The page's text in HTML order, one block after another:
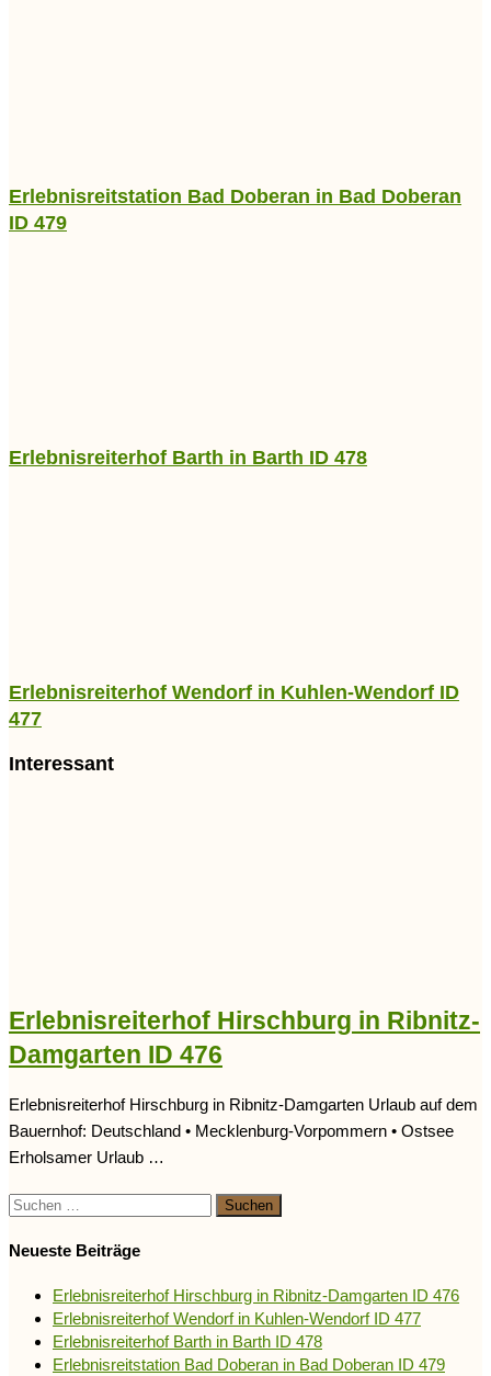
Erlebnisreitstation Bad Doberan in Bad Doberan
ID 479
Erlebnisreiterhof Barth in Barth ID 478
Erlebnisreiterhof Wendorf in Kuhlen-Wendorf ID
477
Interessant
Erlebnisreiterhof Hirschburg in Ribnitz-
Damgarten ID 476
Erlebnisreiterhof Hirschburg in Ribnitz-Damgarten Urlaub auf dem
Bauernhof: Deutschland • Mecklenburg-Vorpommern • Ostsee
Erholsamer Urlaub …
Suchen
Neueste Beiträge
Erlebnisreiterhof Hirschburg in Ribnitz-Damgarten ID 476
Erlebnisreiterhof Wendorf in Kuhlen-Wendorf ID 477
Erlebnisreiterhof Barth in Barth ID 478
Erlebnisreitstation Bad Doberan in Bad Doberan ID 479